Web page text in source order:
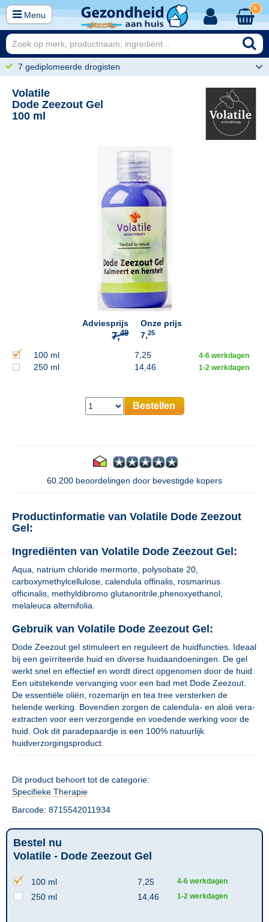
Menu
0
7 gediplomeerde drogisten
Volatile
Dode Zeezout Gel
100 ml
Adviesprijs
Onze prijs
7,25
100 ml 7,25 4-6 werkdagen
250 ml 14,46 1-2 werkdagen
Bestellen
60.200 beoordelingen door bevestigde kopers
Productinformatie van Volatile Dode Zeezout
Gel:
Ingrediënten van Volatile Dode Zeezout Gel:
Aqua, natrium chloride mermorte, polysobate 20,
carboxymethylcellulose, calendula offinalis, rosmarinus
officinalis, methyldibromo glutanoritrile,phenoxyethanol,
melaleuca alternifolia.
Gebruik van Volatile Dode Zeezout Gel:
Dode Zeezout gel stimuleert en reguleert de huidfuncties. Ideaal
bij een geïrriteerde huid en diverse huidaandoeningen. De gel
werkt snel en effectief en wordt direct opgenomen door de huid.
Een uitstekende vervanging voor een bad met Dode Zeezout.
De essentiële oliën, rozemarijn en tea tree versterken de
helende werking. Bovendien zorgen de calendula- en aloë vera-
extracten voor een verzorgende en voedende werking voor de
huid. Ook dit paradepaardje is een 100% natuurlijk
huidverzorgingsproduct.
Dit product behoort tot de categorie:
Specifieke Therapie
Barcode: 8715542011934
Bestel nu
Volatile - Dode Zeezout Gel
100 ml 7,25 4-6 werkdagen
250 ml 14,46 1-2 werkdagen